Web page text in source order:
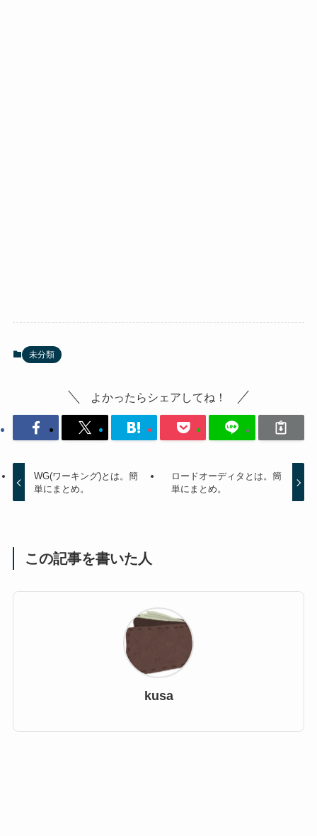
未分類
よかったらシェアしてね！
WG(ワーキング)とは。簡
単にまとめ。
ロードオーディタとは。簡
単にまとめ。
この記事を書いた人
kusa